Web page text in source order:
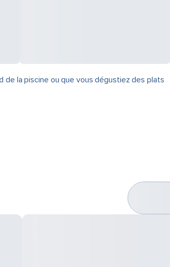
de la piscine ou que vous dégustiez des plats